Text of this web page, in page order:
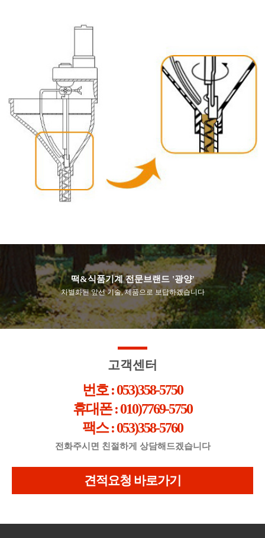
떡&식품기계 전문브랜드 '광양'
차별화된 앞선 기술, 제품으로 보답하겠습니다
고객센터
번호 : 053)358-5750
휴대폰 : 010)7769-5750
팩스 : 053)358-5760
전화주시면 친절하게 상담해드겠습니다
견적요청 바로가기